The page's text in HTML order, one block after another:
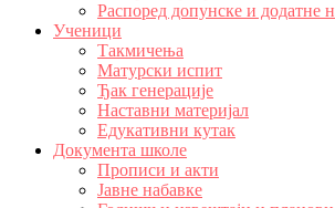
Распоред допунске и додатне
Ученици
Такмичења
Матурски испит
Ђак генерације
Наставни материјал
Едукативни кутак
Документа школе
Прописи и акти
Јавне набавке